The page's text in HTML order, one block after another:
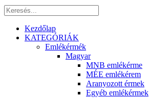
Kezdőlap
KATEGÓRIÁK
Emlékérmék
Magyar
MNB emlékérme
MÉE emlékérem
Aranyozott érmek
Egyéb emlékérmek